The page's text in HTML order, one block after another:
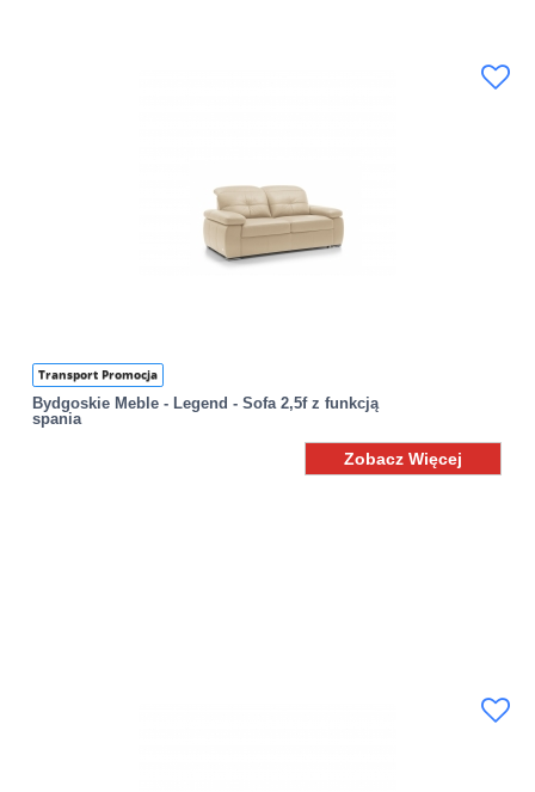
Transport Promocja
Bydgoskie Meble - Legend - Sofa 2,5f z funkcją
spania
Zobacz Więcej